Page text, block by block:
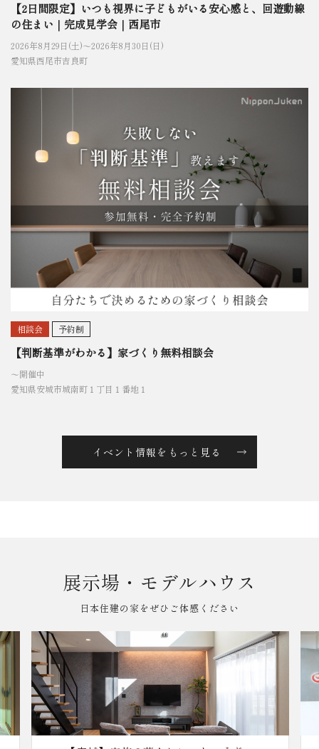
【2日間限定】いつも視界に子どもがいる安心感と、回遊動線
の住まい｜完成見学会｜西尾市
2026年8月29日(土)〜2026年8月30日(日)
愛知県西尾市吉良町
相談会 予約制
【判断基準がわかる】家づくり無料相談会
〜開催中
愛知県安城市城南町１丁目１番地１
イベント情報をもっと見る
展示場・モデルハウス
日本住建の家をぜひご体感ください